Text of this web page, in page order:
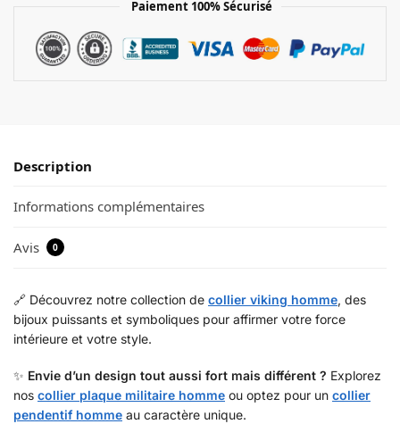
Paiement 100% Sécurisé
Description
Informations complémentaires
Avis 0
🔗 Découvrez notre collection de collier viking homme, des
bijoux puissants et symboliques pour affirmer votre force
intérieure et votre style.
✨ Envie d’un design tout aussi fort mais différent ? Explorez
nos collier plaque militaire homme ou optez pour un collier
pendentif homme au caractère unique.